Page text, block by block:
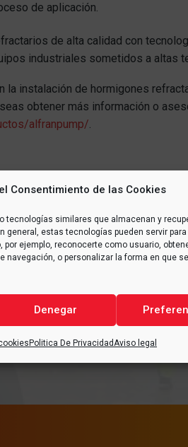
Consentimiento de las Cookies
tecnologías similares que almacenan y
general, estas tecnologías pueden servir para
ejemplo, reconocerte como usuario,
navegación, o personalizar la forma en que
Denegar
Politica De Privacidad Aviso legal
de aplicación.
de alta calidad con
industriales sometidos a altas
la instalación de hormigones
obtener más información o
alfranpump/
, PROTECT